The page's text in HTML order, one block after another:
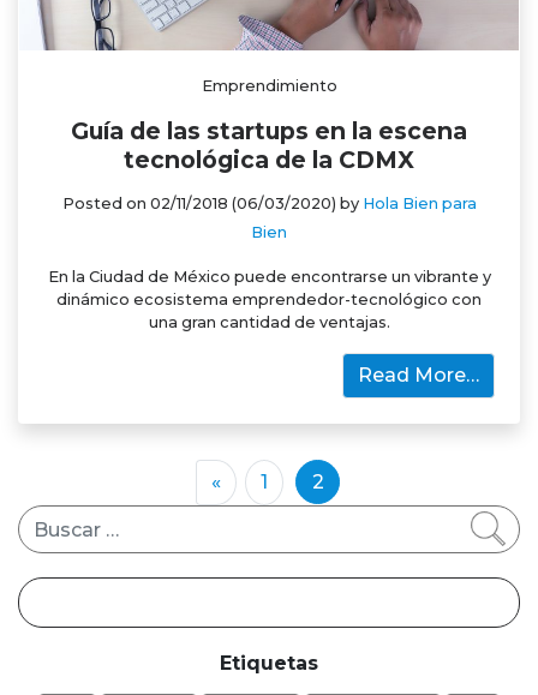
Emprendimiento
Guía de las startups en la escena
tecnológica de la CDMX
Posted on 02/11/2018 (06/03/2020) byHola Bien para
Bien
En la Ciudad de México puede encontrarse un vibrante y
dinámico ecosistema emprendedor-tecnológico con
una gran cantidad de ventajas.
Read More…
« 1
2
Etiquetas